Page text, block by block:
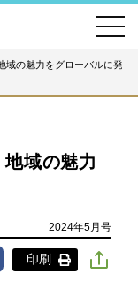
域の魅力をグローバルに発
地域の魅力
2024年5月号
印刷